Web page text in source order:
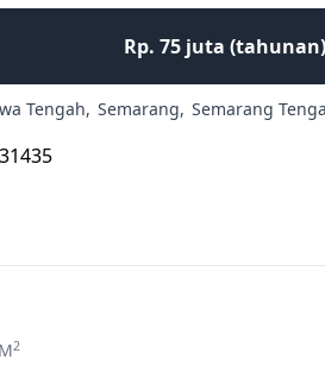
Rp. 75 juta (tahunan)
Tengah, Semarang, Semarang
2